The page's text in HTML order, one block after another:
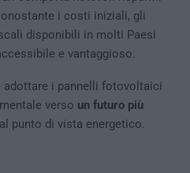
i costi iniziali, gli
disponibili in molti Paesi
e vantaggioso.
adottare i pannelli fotovoltaici
verso un futuro più
punto di vista energetico.